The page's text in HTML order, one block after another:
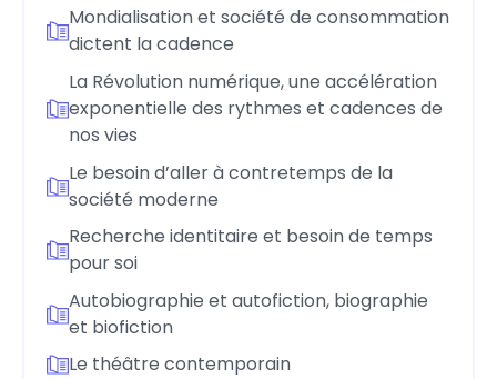
Mondialisation et société de consommation
dictent la cadence
La Révolution numérique, une accélération
exponentielle des rythmes et cadences de
nos vies
Le besoin d’aller à contretemps de la
société moderne
Recherche identitaire et besoin de temps
pour soi
Autobiographie et autofiction, biographie
et biofiction
Le théâtre contemporain